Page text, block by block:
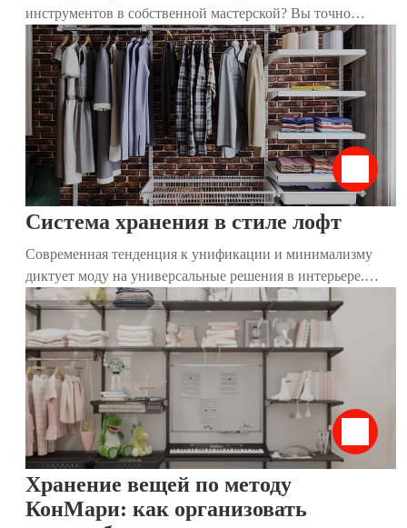
инструментов в собственной мастерской? Вы точно
знаете, что они есть, но найти их практически нереально?
Мы расскажем, как организовать пространство, чтобы все
лежало на своих местах и было под рукой.
Система хранения в стиле лофт
Современная тенденция к унификации и минимализму
диктует моду на универсальные решения в интерьере.
Традиционные привычные шкафы постепенно утрачивают
актуальность, и на их место приходят более комфортные и
стильные системы хранения. Такие конструкции удобны
для размещения даже в небольшом пространстве. Они
решают сразу несколько важных задач: экономят место,
устраняют надоевший беспорядок, а также задают тон и
преображают дизайн помещения. Стильный и
современный вариант – система хранения в стиле лофт.
Хранение вещей по методу
КонМари: как организовать